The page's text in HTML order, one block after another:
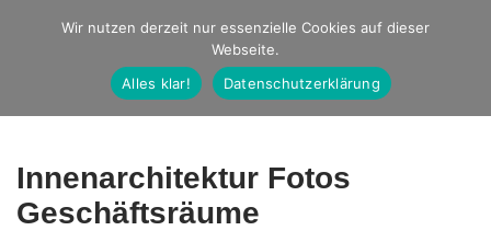
Studio Ernst
Fotografie
Innenarchitektur Fotos
Geschäftsräume
Wir nutzen derzeit nur essenzielle Cookies auf dieser
Webseite.
Alles klar!
Datenschutzerklärung